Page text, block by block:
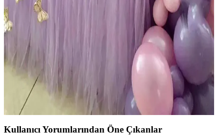
Doğum Günü Dekorasyonu
Bebek temalı 33 parçalık set, şeffaf beyaz kutular, balonlar ve
harflerle özel kutlamalarınıza estetik ve kolay kullanım sağlar.
Atakent Süs ve Eğlencemarketi Balon Zinciri
Karşılaştırması: Hangi Set Sizin İçin Uygun
İki farklı balon zinciri setini detaylı karşılaştırıyoruz. Renk,
malzeme, kullanım alanları ve kullanıcı yorumlarıyla hangi ürünün
sizin etkinliğinize daha uygun olduğunu keşfedin.
Kullanıcı Yorumlarından Öne Çıkanlar